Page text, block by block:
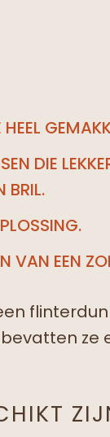
DIE
BRIL.
EEN
ze